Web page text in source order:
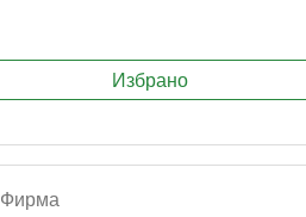
Избрано
Фирма